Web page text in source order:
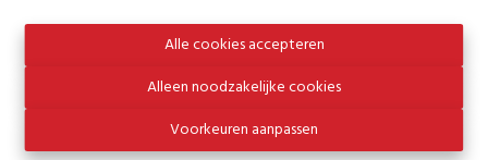
Alle cookies accepteren
Alleen noodzakelijke cookies
Voorkeuren aanpassen
IXELLES